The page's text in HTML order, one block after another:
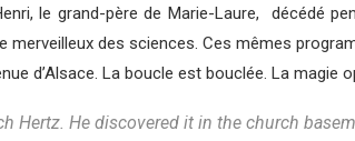
le grand-père de Marie-Laure, décédé
des sciences. Ces mêmes
d’Alsace. La boucle est bouclée. La magie
Hertz. He discovered it in the church